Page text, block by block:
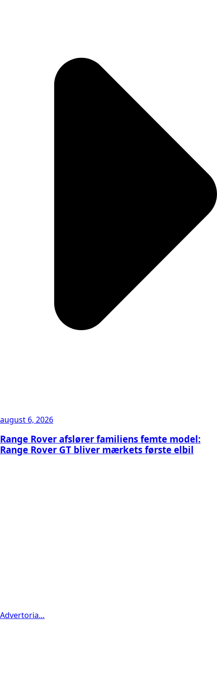
august 6, 2026
Range Rover afslører familiens femte model:
Range Rover GT bliver mærkets første elbil
Advertoria...